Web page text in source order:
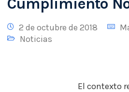
Cumplimiento
2 de octubre de 2018
Noticias
El contexto